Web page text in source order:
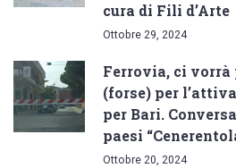
cura di Fili d’Arte
Ottobre 29, 2024
Ferrovia, ci vorrà
(forse) per
per Bari.
paesi
Ottobre 20, 2024